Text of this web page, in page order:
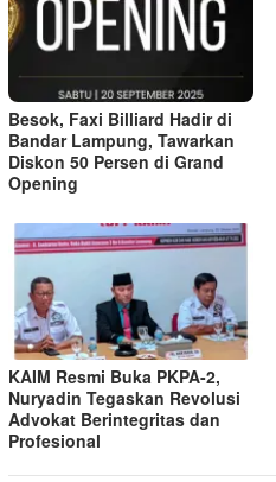
Besok, Faxi Billiard Hadir di
Bandar Lampung, Tawarkan
Diskon 50 Persen di Grand
Opening
KAIM Resmi Buka PKPA-2,
Nuryadin Tegaskan Revolusi
Advokat Berintegritas dan
Profesional